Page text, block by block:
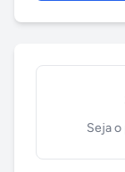
Seja